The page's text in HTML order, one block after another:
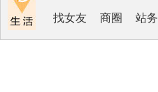
找女友 商圈 站务